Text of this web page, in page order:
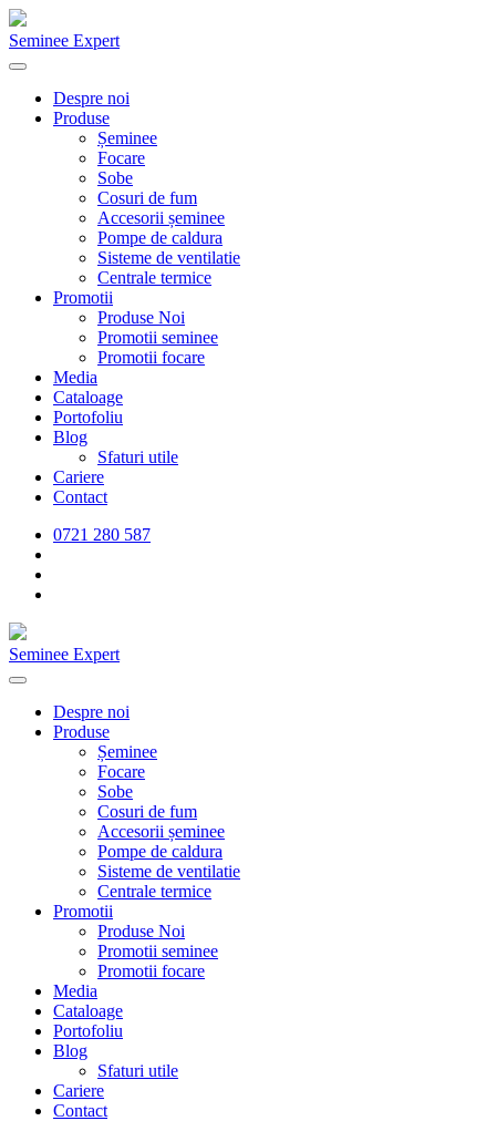
Seminee Expert
Despre noi
Produse
Șeminee
Focare
Sobe
Cosuri de fum
Accesorii șeminee
Pompe de caldura
Sisteme de ventilatie
Centrale termice
Promotii
Produse Noi
Promotii seminee
Promotii focare
Media
Cataloage
Portofoliu
Blog
Sfaturi utile
Cariere
Contact
0721 280 587
Seminee Expert
Despre noi
Produse
Șeminee
Focare
Sobe
Cosuri de fum
Accesorii șeminee
Pompe de caldura
Sisteme de ventilatie
Centrale termice
Promotii
Produse Noi
Promotii seminee
Promotii focare
Media
Cataloage
Portofoliu
Blog
Sfaturi utile
Cariere
Contact